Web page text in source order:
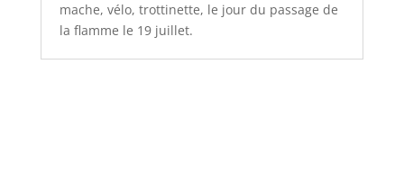
mache, vélo, trottinette, le jour du passage de
la flamme le 19 juillet.